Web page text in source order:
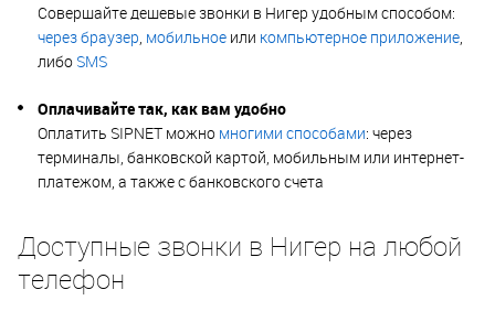
Совершайте дешевые звонки в Нигер удобным способом:
через браузер, мобильное или компьютерное приложение,
либо SMS
Оплачивайте так, как вам удобно
Оплатить SIPNET можно многими способами: через
терминалы, банковской картой, мобильным или интернет-
платежом, а также с банковского счета
Доступные звонки в Нигер на любой
телефон